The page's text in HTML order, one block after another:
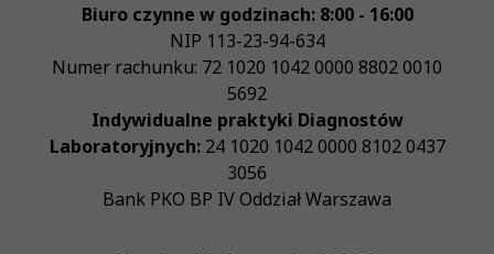
Biuro czynne w godzinach: 8:00 - 16:00
NIP 113-23-94-634
Numer rachunku: 72 1020 1042 0000 8802 0010
5692
Indywidualne praktyki Diagnostów
Laboratoryjnych:24 1020 1042 0000 8102 0437
3056
Bank PKO BP IV Oddział Warszawa